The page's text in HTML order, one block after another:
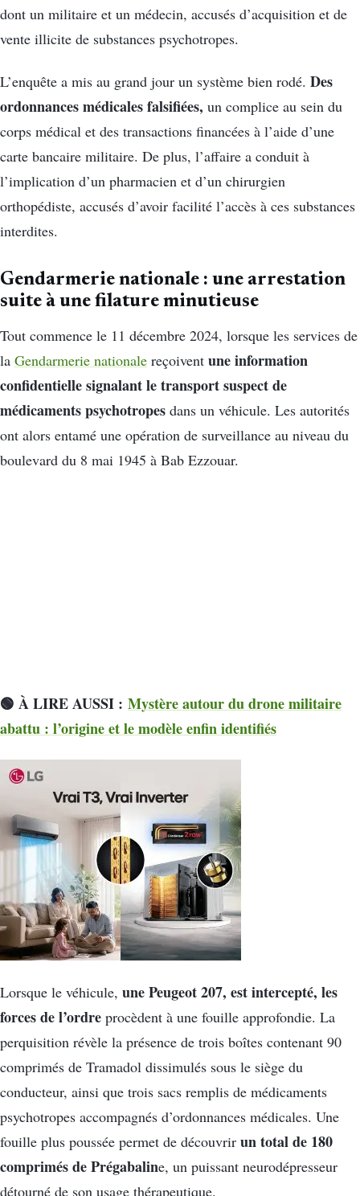
dont un militaire et un médecin, accusés d’acquisition et de
vente illicite de substances psychotropes.
L’enquête a mis au grand jour un système bien rodé. Des
ordonnances médicales falsifiées, un complice au sein du
corps médical et des transactions financées à l’aide d’une
carte bancaire militaire. De plus, l’affaire a conduit à
l’implication d’un pharmacien et d’un chirurgien
orthopédiste, accusés d’avoir facilité l’accès à ces substances
interdites.
Gendarmerie nationale : une arrestation
suite à une filature minutieuse
Tout commence le 11 décembre 2024, lorsque les services de
la Gendarmerie nationale reçoivent une information
confidentielle signalant le transport suspect de
médicaments psychotropes dans un véhicule. Les autorités
ont alors entamé une opération de surveillance au niveau du
boulevard du 8 mai 1945 à Bab Ezzouar.
🟢 À LIRE AUSSI : Mystère autour du drone militaire
abattu : l’origine et le modèle enfin identifiés
Lorsque le véhicule, une Peugeot 207, est intercepté, les
forces de l’ordre procèdent à une fouille approfondie. La
perquisition révèle la présence de trois boîtes contenant 90
comprimés de Tramadol dissimulés sous le siège du
conducteur, ainsi que trois sacs remplis de médicaments
psychotropes accompagnés d’ordonnances médicales. Une
fouille plus poussée permet de découvrir un total de 180
comprimés de Prégabaline, un puissant neurodépresseur
détourné de son usage thérapeutique.